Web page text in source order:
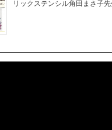
リックステンシル角田まさ子先